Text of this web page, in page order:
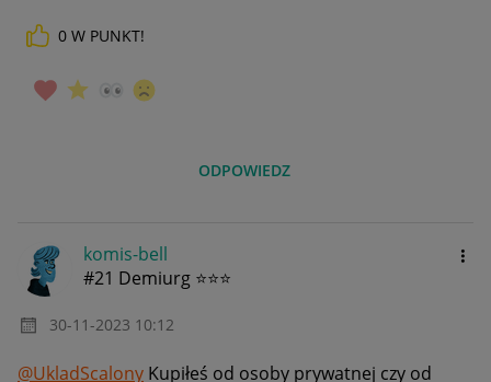
0 W PUNKT!
ODPOWIEDZ
komis-bell
#21 Demiurg ⭐⭐⭐
‎30-11-2023 10:12
@UkladScalony Kupiłeś od osoby prywatnej czy od